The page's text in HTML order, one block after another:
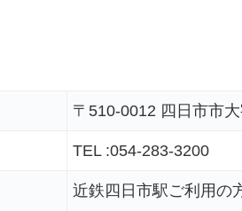
〒510-0012 四日市市
TEL :054-283-3200
近鉄四日市駅ご利用の